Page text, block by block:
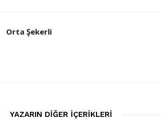
Orta Şekerli
YAZARIN DIĞER İÇERIKLERI